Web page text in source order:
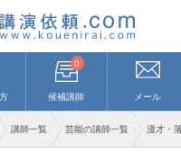
0
候補講師 メール
講師一覧 芸能の講師一覧 漫才・